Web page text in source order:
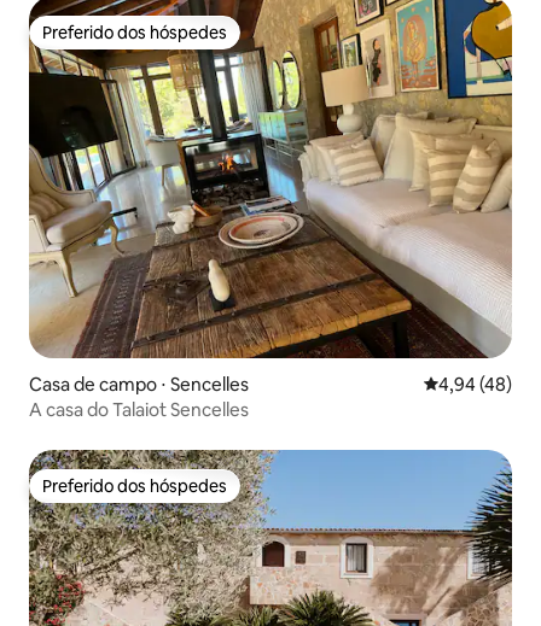
Preferido dos hóspedes
Preferido dos hóspedes
Casa de campo ⋅ Sencelles 4,94 de uma
4,94 (48)
A casa do Talaiot Sencelles
Preferido dos hóspedes
Preferido dos hóspedes